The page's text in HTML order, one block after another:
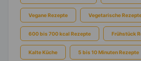
Vegane Rezepte Vegetarische
600 bis 700 kcal Rezepte Frühstück
Kalte Küche 5 bis 10 Minuten Rezepte